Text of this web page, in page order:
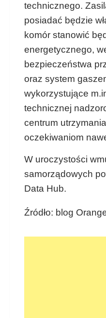
technicznego.
posiadać będzie
komór stanowić
energetycznego,
bezpieczeństwa
oraz system
wykorzystujące
technicznej
centrum
oczekiwaniom
W uroczystości
samorządowych
Data Hub.
Źródło: blog